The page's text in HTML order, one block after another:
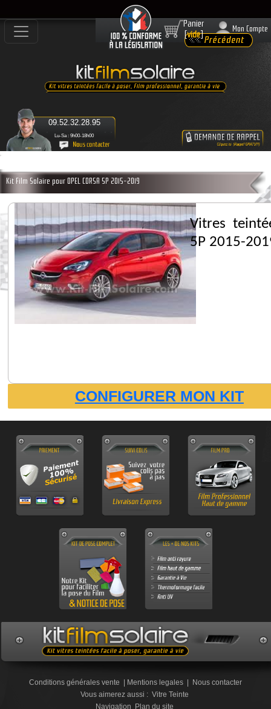
Lu-Sa : 9h00-18h00
09.52.32.28.95
Panier
[vide]
Mon Compte
Kit Film Solaire pour OPEL CORSA 5P 2015-2019
Vitres
5P 2015-
CONFIGURER MON KIT
Conditions générales vente | Mentions legales | Nous contacter
Vous aimerez aussi : Vitre Teinte
Navigation Plan du site